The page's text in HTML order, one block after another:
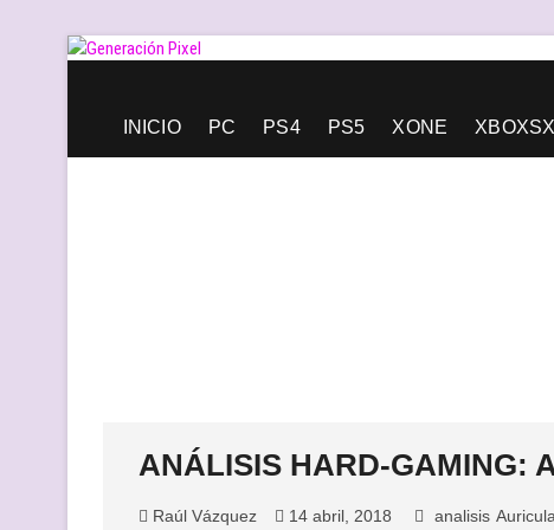
Saltar
Generación Pixel
INICIO PC PS4 PS5 XONE XBOXSX
ANÁLISIS HARD-GAMING:
Raúl Vázquez 14 abril, 2018 analisis